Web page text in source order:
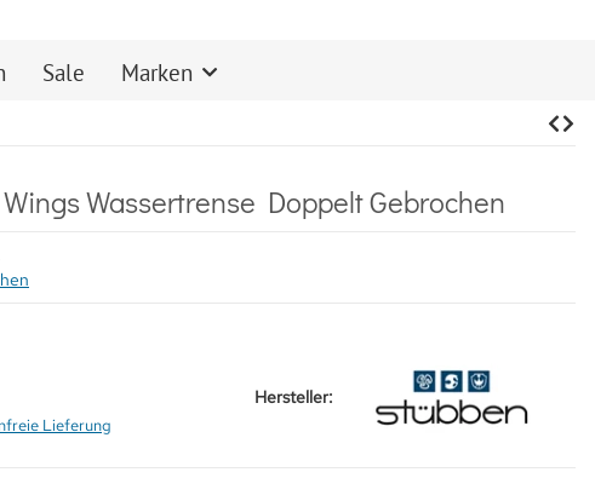
Sale Marken
Wassertrense Doppelt Gebrochen
Lieferung
Hersteller: